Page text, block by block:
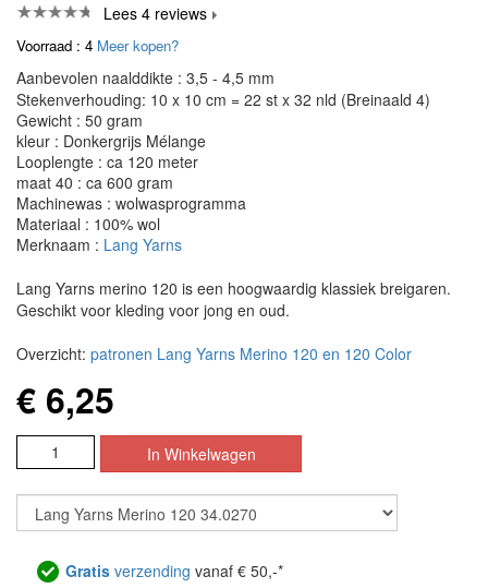
Lees 4 reviews
Voorraad : 4 Meer kopen?
Aanbevolen naalddikte : 3,5 - 4,5 mm
Stekenverhouding: 10 x 10 cm = 22 st x 32 nld (Breinaald 4)
Gewicht : 50 gram
kleur : Donkergrijs Mélange
Looplengte : ca 120 meter
maat 40 : ca 600 gram
Machinewas : wolwasprogramma
Materiaal : 100% wol
Merknaam : Lang Yarns
Lang Yarns merino 120 is een hoogwaardig klassiek breigaren.
Geschikt voor kleding voor jong en oud.
Overzicht: patronen Lang Yarns Merino 120 en 120 Color
€ 6,25
Gratis verzending vanaf € 50,-*